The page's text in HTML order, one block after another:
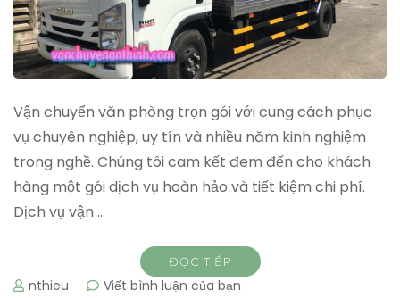
Vận chuyển văn phòng trọn gói với cung cách phục
vụ chuyên nghiệp, uy tín và nhiều năm kinh nghiệm
trong nghề. Chúng tôi cam kết đem đến cho khách
hàng một gói dịch vụ hoàn hảo và tiết kiệm chi phí.
Dịch vụ vận …
ĐỌC TIẾP
nthieu Viết bình luận của bạn